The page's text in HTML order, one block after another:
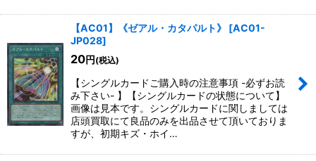
【AC01】《ゼアル・カタパルト》 [AC01-
JP028]
20円 (税込)
【シングルカードご購入時の注意事項 -必ずお読
み下さい- 】【シングルカードの状態について】
画像は見本です。シングルカードに関しましては
店頭買取にて良品のみを出品させて頂いておりま
すが、初期キズ・ホイ…